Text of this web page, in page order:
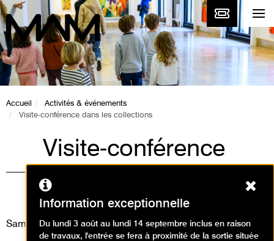
Accueil
Activités & événements
Visite-conférence dans les collections
Visite-conférence
dans les collections
Visites
Samedi 27 mai 2023
Information exceptionnelle
Du lundi 3 août au lundi 14 septembre inclus en raison
de travaux, l'entrée se fera à proximité de la sortie située